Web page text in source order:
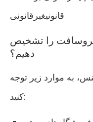
قانونیغیرقانونی
را تشخیص
دهیم؟
به موارد زیر توجه
کنید: